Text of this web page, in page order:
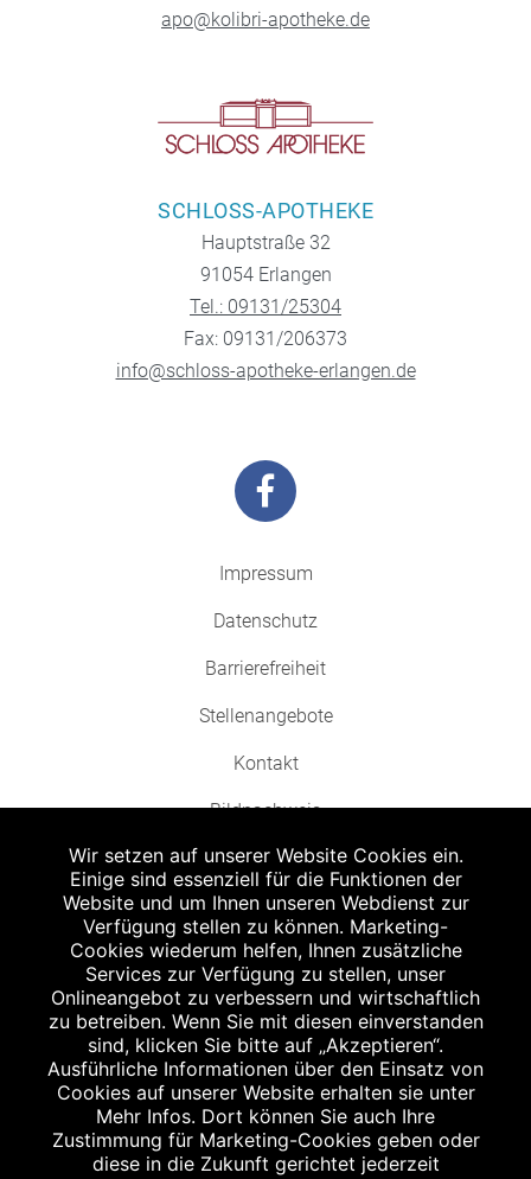
apo@kolibri-apotheke.de
SCHLOSS-APOTHEKE
Hauptstraße 32
91054 Erlangen
Tel.: 09131/25304
Fax: 09131/206373
info@schloss-apotheke-erlangen.de
Impressum
Datenschutz
Barrierefreiheit
Stellenangebote
Kontakt
Bildnachweis
Abgabe in haushaltsüblichen Mengen, solange der Vorrat reicht. Für Druck-
und Satzfehler keine Haftung.
Zu Risiken und Nebenwirkungen lesen Sie die Packungsbeilage und fragen
Sie Ihren Arzt oder Apotheker.
Angabe nach der deutschen Arzneimitteltaxe Apothekenerstattungspreis
(AEP). Der AEP ist keine unverbindliche Preisempfehlung der Hersteller. Der
AEP ist ein von den Apotheken in Ansatz gebrachter Preis für rezeptfreie
Arzneimittel. Er entspricht in der Höhe dem für Apotheken verbindlichen
Abgabepreis, zu dem eine Apotheke in bestimmten Fällen (z.B. bei Kindern
unter 12 Jahren) das Produkt mit der gesetzlichen Krankenversicherung
abrechnet. Der AEP ist der allgemeine Erstattungspreis im Falle einer
Kostenübernahme durch die gesetzlichen Krankenkassen, vor Abzug eines
Wir setzen auf unserer Website Cookies ein.
Einige sind essenziell für die Funktionen der
Website und um Ihnen unseren Webdienst zur
Verfügung stellen zu können. Marketing-
Cookies wiederum helfen, Ihnen zusätzliche
Services zur Verfügung zu stellen, unser
Onlineangebot zu verbessern und wirtschaftlich
zu betreiben. Wenn Sie mit diesen einverstanden
sind, klicken Sie bitte auf „Akzeptieren“.
Ausführliche Informationen über den Einsatz von
Cookies auf unserer Website erhalten sie unter
Mehr Infos. Dort können Sie auch Ihre
Zustimmung für Marketing-Cookies geben oder
diese in die Zukunft gerichtet jederzeit